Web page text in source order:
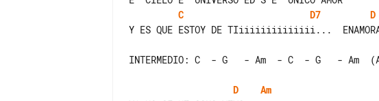
C
D7 D
Y ES QUE ESTOY DE TIiiiiiiiiiiiiii...
INTERMEDIO: C  - G   - Am  - C  - G   - Am
D
Am